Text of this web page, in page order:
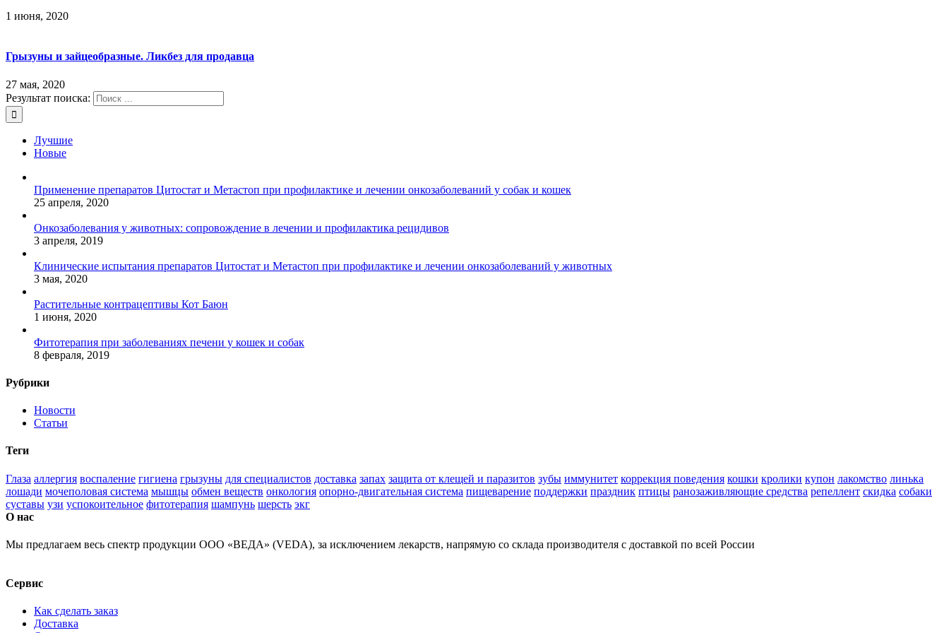
1 июня, 2020
Грызуны и зайцеобразные. Ликбез для продавца
27 мая, 2020
Результат поиска:
Лучшие
Новые
Применение препаратов Цитостат и Метастоп при профилактике и лечении онкозаболеваний у собак и кошек
25 апреля, 2020
Онкозаболевания у животных: сопровождение в лечении и профилактика рецидивов
3 апреля, 2019
Клинические испытания препаратов Цитостат и Метастоп при профилактике и лечении онкозаболеваний у животных
3 мая, 2020
Растительные контрацептивы Кот Баюн
1 июня, 2020
Фитотерапия при заболеваниях печени у кошек и собак
8 февраля, 2019
Рубрики
Новости
Статьи
Теги
Глаза аллергия воспаление гигиена грызуны для специалистов доставка запах защита от клещей и паразитов зубы иммунитет коррекция поведения кошки кролики купон лакомство линька
лошади мочеполовая система мышцы обмен веществ онкология опорно-двигательная система пищеварение поддержки праздник птицы ранозаживляющие средства репеллент скидка собаки
суставы узи успокоительное фитотерапия шампунь шерсть экг
О нас
Мы предлагаем весь спектр продукции ООО «ВЕДА» (VEDA), за исключением лекарств, напрямую со склада производителя с доставкой по всей России
Сервис
Как сделать заказ
Доставка